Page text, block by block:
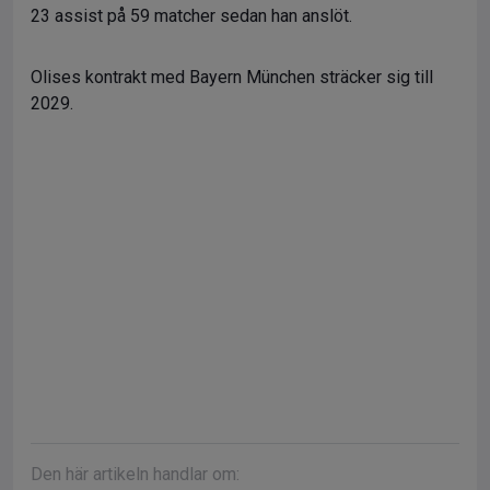
23 assist på 59 matcher sedan han anslöt.
Olises kontrakt med Bayern München sträcker sig till
2029.
Den här artikeln handlar om: